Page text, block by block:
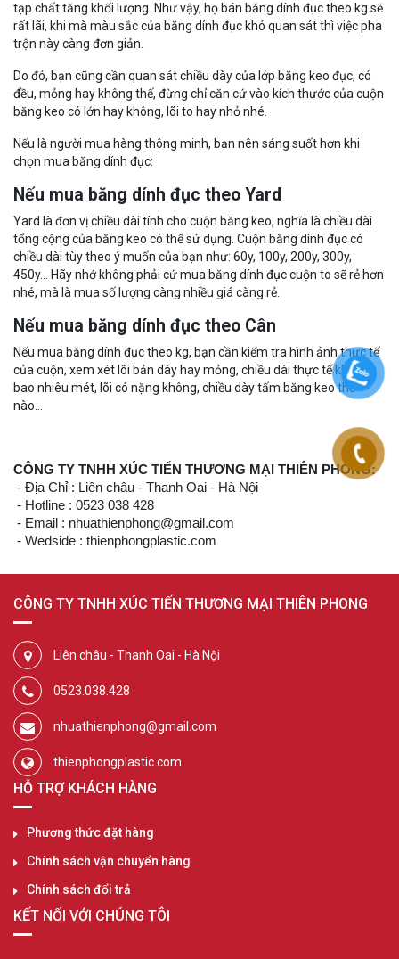
tạp chất tăng khối lượng. Như vậy, họ bán băng dính đục theo kg sẽ
rất lãi, khi mà màu sắc của băng dính đục khó quan sát thì việc pha
trộn này càng đơn giản.
Do đó, bạn cũng cần quan sát chiều dày của lớp băng keo đục, có
đều, mỏng hay không thế, đừng chỉ căn cứ vào kích thước của cuộn
băng keo có lớn hay không, lõi to hay nhỏ nhé.
Nếu là người mua hàng thông minh, bạn nên sáng suốt hơn khi
chọn mua băng dính đục:
Nếu mua băng dính đục theo Yard
Yard là đơn vị chiều dài tính cho cuộn băng keo, nghĩa là chiều dài
tổng cộng của băng keo có thể sử dụng. Cuộn băng dính đục có
chiều dài tùy theo ý muốn của bạn như: 60y, 100y, 200y, 300y,
450y… Hãy nhớ không phải cứ mua băng dính đục cuộn to sẽ rẻ hơn
nhé, mà là mua số lượng càng nhiều giá càng rẻ.
Nếu mua băng dính đục theo Cân
Nếu mua băng dính đục theo kg, bạn cần kiểm tra hình ảnh thực tế
của cuộn, xem xét lõi bản dày hay mỏng, chiều dài thực tế khoảng
bao nhiêu mét, lõi có nặng không, chiều dày tấm băng keo thế
nào…
CÔNG TY TNHH XÚC TIẾN THƯƠNG MẠI THIÊN PHONG:
- Địa Chỉ : Liên châu - Thanh Oai - Hà Nội
- Hotline : 0523 038 428
- Email : nhuathienphong@gmail.com
- Wedside : thienphongplastic.com
CÔNG TY TNHH XÚC TIẾN THƯƠNG MẠI THIÊN PHONG
Liên châu - Thanh Oai - Hà Nội
0523.038.428
nhuathienphong@gmail.com
thienphongplastic.com
HỖ TRỢ KHÁCH HÀNG
Phương thức đặt hàng
Chính sách vận chuyển hàng
Chính sách đổi trả
KẾT NỐI VỚI CHÚNG TÔI